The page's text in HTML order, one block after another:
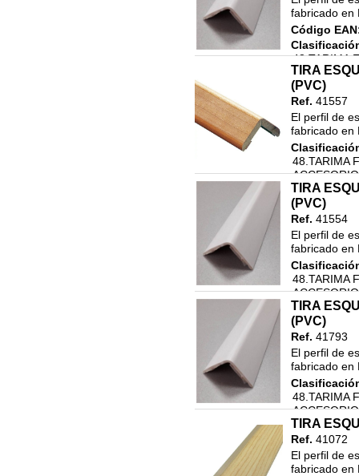
fabricado en
Código
48.TARIMA
TIRA
(PVC)
Ref. 41557
El perfil de
fabricado en
48.TARIMA
TIRA
(PVC)
Ref. 41554
El perfil de
fabricado en
48.TARIMA
TIRA
(PVC)
Ref. 41793
El perfil de
fabricado en
48.TARIMA
TIRA
Ref. 41072
El perfil de
fabricado en